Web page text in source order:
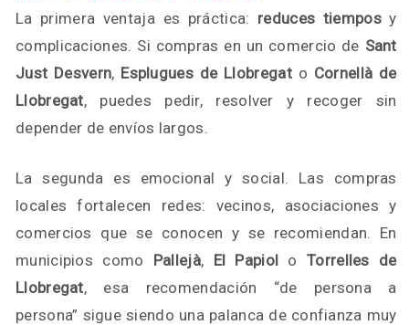
La primera ventaja es práctica: reduces tiemposy
complicaciones. Si compras en un comercio de Sant
Just Desvern, Esplugues de Llobregato Cornellà de
Llobregat, puedes pedir, resolver y recoger sin
depender de envíos largos.
La segunda es emocional y social. Las compras
locales fortalecen redes: vecinos, asociaciones y
comercios que se conocen y se recomiendan. En
municipios como Pallejà, El Papiol oTorrelles de
Llobregat, esa recomendación “de persona a
persona” sigue siendo una palanca de confianza muy